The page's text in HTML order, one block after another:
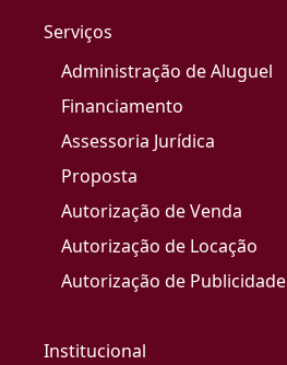
Serviços
Administração de Aluguel
Financiamento
Assessoria Jurídica
Proposta
Autorização de Venda
Autorização de Locação
Autorização de Publicidade
Institucional